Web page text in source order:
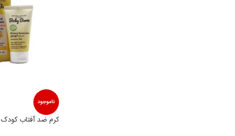
ناموجود
کرم ضد آفتاب کودک SPF 50 بیبی برن